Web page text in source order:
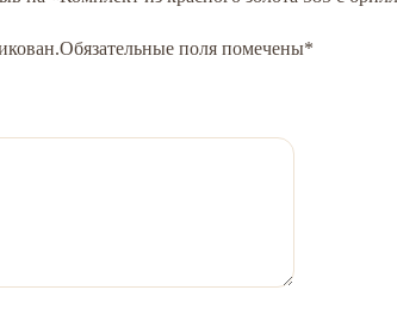
Обязательные поля помечены*